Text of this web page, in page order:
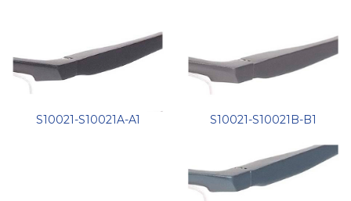
S10021-S10021A-A1 S10021-S10021B-B1